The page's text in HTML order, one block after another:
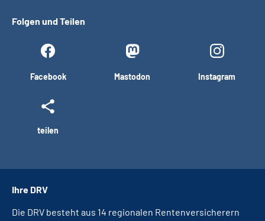
Folgen und Teilen
Facebook Mastodon Instagram
teilen
Ihre DRV
Die DRV besteht aus 14 regionalen Rentenversicherern